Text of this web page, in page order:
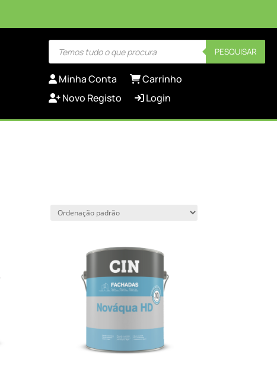
Products
search PESQUISAR
Minha Conta
Carrinho
Novo Registo
Login